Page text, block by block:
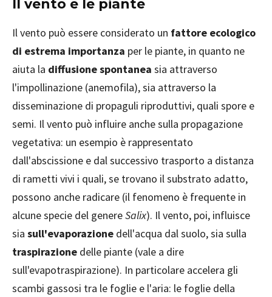
Il vento e le piante
Il vento può essere considerato un fattore ecologico
di estrema importanza per le piante, in quanto ne
aiuta la diffusione spontanea sia attraverso
l'impollinazione (anemofila), sia attraverso la
disseminazione di propaguli riproduttivi, quali spore e
semi. Il vento può influire anche sulla propagazione
vegetativa: un esempio è rappresentato
dall'abscissione e dal successivo trasporto a distanza
di rametti vivi i quali, se trovano il substrato adatto,
possono anche radicare (il fenomeno è frequente in
alcune specie del genereSalix). Il vento, poi, influisce
sia sull'evaporazione dell'acqua dal suolo, sia sulla
traspirazione delle piante (vale a dire
sull'evapotraspirazione). In particolare accelera gli
scambi gassosi tra le foglie e l'aria: le foglie della